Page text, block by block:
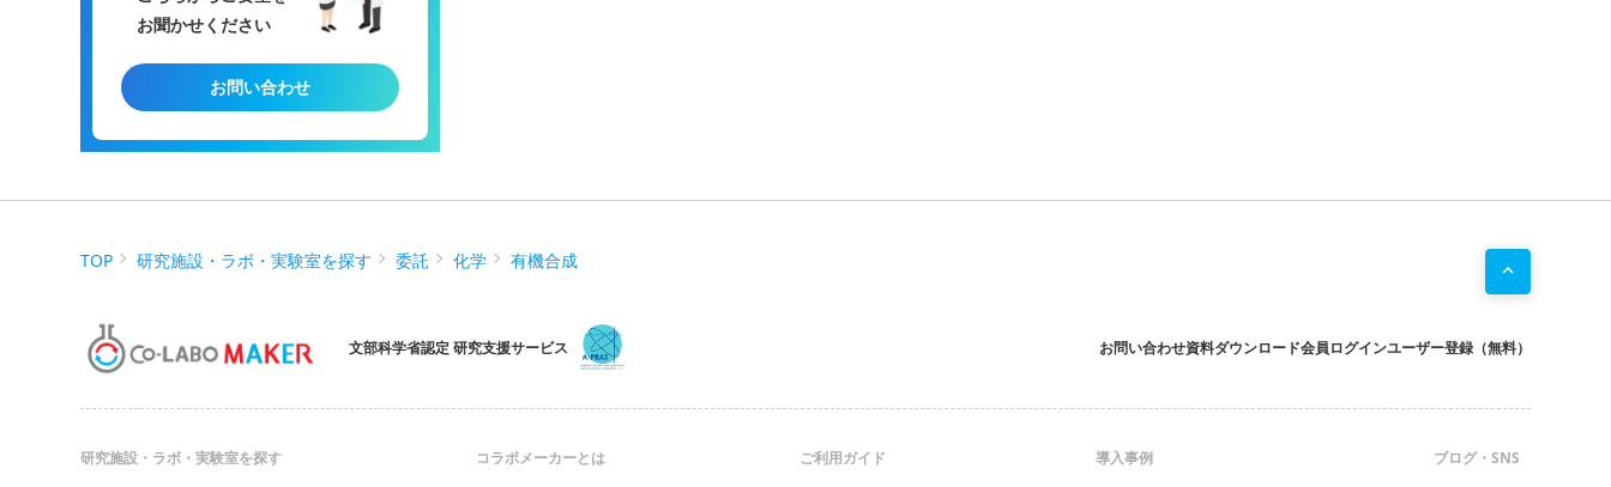
お聞かせください
お問い合わせ
TOP 研究施設・ラボ・実験室を探す 委託 化学 有機合成
文部科学省認定 研究支援サービス お問い合わせ資料ダウンロード会員ログインユーザー登録（無料）
研究施設・ラボ・実験室を探す
コラボメーカーとは
ご利用ガイド
導入事例
ブログ・SNS